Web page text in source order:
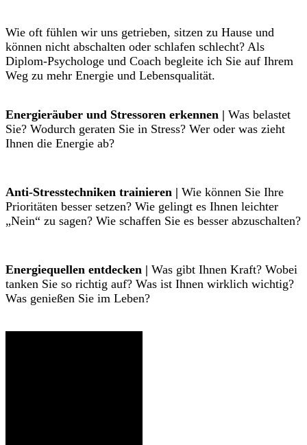
Wie oft fühlen wir uns getrieben, sitzen zu Hause und
können nicht abschalten oder schlafen schlecht? Als
Diplom-Psychologe und Coach begleite ich Sie auf Ihrem
Weg zu mehr Energie und Lebensqualität.
Energieräuber und Stressoren erkennen | Was belastet
Sie? Wodurch geraten Sie in Stress? Wer oder was zieht
Ihnen die Energie ab?
Anti-Stresstechniken trainieren | Wie können Sie Ihre
Prioritäten besser setzen? Wie gelingt es Ihnen leichter
„Nein“ zu sagen? Wie schaffen Sie es besser abzuschalten?
Energiequellen entdecken | Was gibt Ihnen Kraft? Wobei
tanken Sie so richtig auf? Was ist Ihnen wirklich wichtig?
Was genießen Sie im Leben?